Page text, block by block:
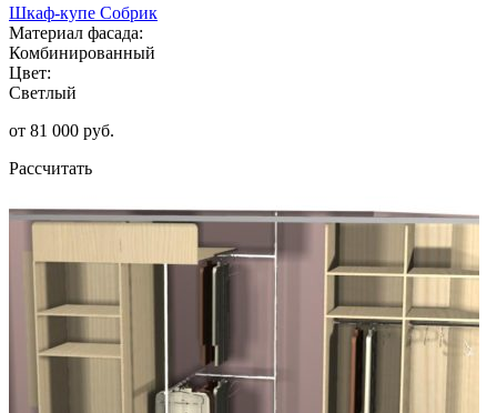
Шкаф-купе Собрик
Материал фасада:
Комбинированный
Цвет:
Светлый
от 81 000 руб.
Рассчитать